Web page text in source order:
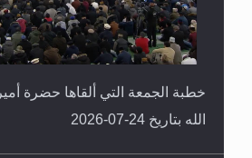
خطبة الجمعة التي ألقاها حضرة
الله بتاريخ 24-07-2026